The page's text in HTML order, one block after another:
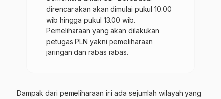
direncanakan akan dimulai pukul 10.00
wib hingga pukul 13.00 wib.
Pemeliharaan yang akan dilakukan
petugas PLN yakni pemeliharaan
jaringan dan rabas rabas.
Dampak dari pemeliharaan ini ada sejumlah wilayah yang